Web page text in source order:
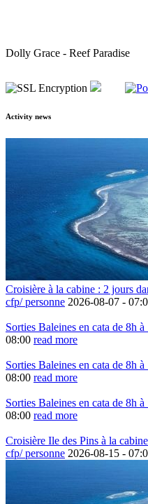
Dolly Grace - Reef Paradise
Activity news
Croisière à la cabine : 2 jours
cfp/ personne 2026-08-07 -
Sorties Baleines en cata de 8h
08:00 read more
Sorties Baleines en cata de 8h
08:00 read more
Sorties Baleines en cata de 8h
08:00 read more
Croisière Ile des Pins à la
cfp/ personne 2026-08-15 -